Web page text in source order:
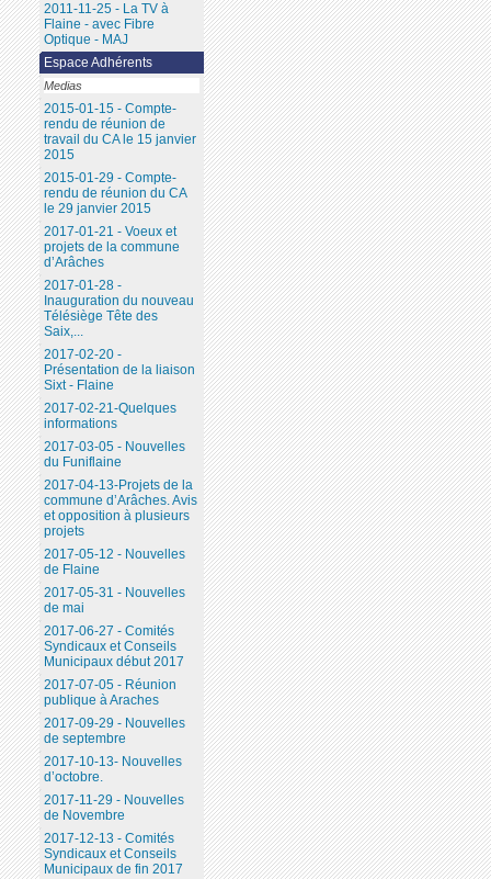
2011-11-25 - La TV à
Flaine - avec Fibre
Optique - MAJ
Espace Adhérents
Medias
2015-01-15 - Compte-
rendu de réunion de
travail du CA le 15 janvier
2015
2015-01-29 - Compte-
rendu de réunion du CA
le 29 janvier 2015
2017-01-21 - Voeux et
projets de la commune
d’Arâches
2017-01-28 -
Inauguration du nouveau
Télésiège Tête des
Saix,...
2017-02-20 -
Présentation de la liaison
Sixt - Flaine
2017-02-21-Quelques
informations
2017-03-05 - Nouvelles
du Funiflaine
2017-04-13-Projets de la
commune d’Arâches. Avis
et opposition à plusieurs
projets
2017-05-12 - Nouvelles
de Flaine
2017-05-31 - Nouvelles
de mai
2017-06-27 - Comités
Syndicaux et Conseils
Municipaux début 2017
2017-07-05 - Réunion
publique à Araches
2017-09-29 - Nouvelles
de septembre
2017-10-13- Nouvelles
d’octobre.
2017-11-29 - Nouvelles
de Novembre
2017-12-13 - Comités
Syndicaux et Conseils
Municipaux de fin 2017